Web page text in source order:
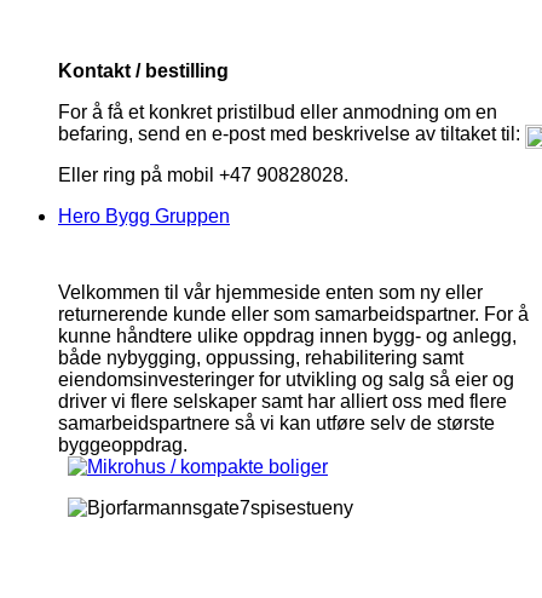
Kontakt / bestilling
For å få et konkret pristilbud eller anmodning om en
befaring, send en e-post med beskrivelse av tiltaket til:
Eller ring på mobil +47 90828028.
Hero Bygg Gruppen
Velkommen til vår hjemmeside enten som ny eller
returnerende kunde eller som samarbeidspartner. For å
kunne håndtere ulike oppdrag innen bygg- og anlegg,
både nybygging, oppussing, rehabilitering samt
eiendomsinvesteringer for utvikling og salg så eier og
driver vi flere selskaper samt har alliert oss med flere
samarbeidspartnere så vi kan utføre selv de største
byggeoppdrag.